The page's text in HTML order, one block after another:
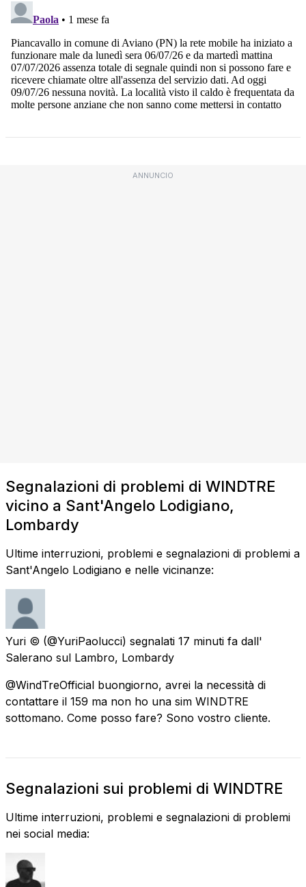
ANNUNCIO
Segnalazioni di problemi di WINDTRE
vicino a Sant'Angelo Lodigiano,
Lombardy
Ultime interruzioni, problemi e segnalazioni di problemi a
Sant'Angelo Lodigiano e nelle vicinanze:
Yuri © (@YuriPaolucci) segnalati 17 minuti fa dall'
Salerano sul Lambro, Lombardy
@WindTreOfficial buongiorno, avrei la necessità di
contattare il 159 ma non ho una sim WINDTRE
sottomano. Come posso fare? Sono vostro cliente.
Segnalazioni sui problemi di WINDTRE
Ultime interruzioni, problemi e segnalazioni di problemi
nei social media: